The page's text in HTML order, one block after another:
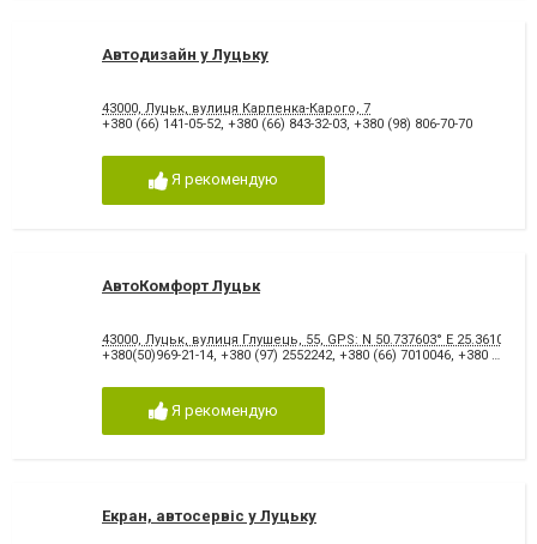
Автодизайн у Луцьку
43000, Луцьк, вулиця Карпенка-Карого, 7
+380 (66) 141-05-52, +380 (66) 843-32-03, +380 (98) 806-70-70
Я рекомендую
АвтоКомфорт Луцьк
43000, Луцьк, вулиця Глушець, 55, GPS: N 50.737603° E 25.361002°
+380(50)969-21-14, +380 (97) 2552242, +380 (66) 7010046, +380 (63) 6350563
Я рекомендую
Екран, автосервіс у Луцьку